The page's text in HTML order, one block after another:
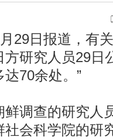
日报道，有关
研究人员29日
70余处。”
调查的研究人
会科学院的研